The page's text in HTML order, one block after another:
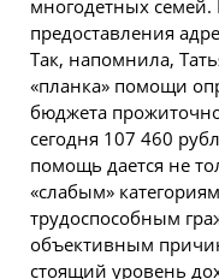
многодетных
предоставления
Так, напомнила,
«планка» помощи
бюджета
сегодня 107 460
помощь дается не
«слабым»
трудоспособным
объективным
стоящий уровень